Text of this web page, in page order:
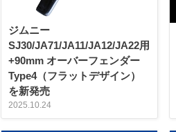
ジムニー
SJ30/JA71/JA11/JA12/JA22用
+90mm オーバーフェンダー
Type4（フラットデザイン）
を新発売
2025.10.24